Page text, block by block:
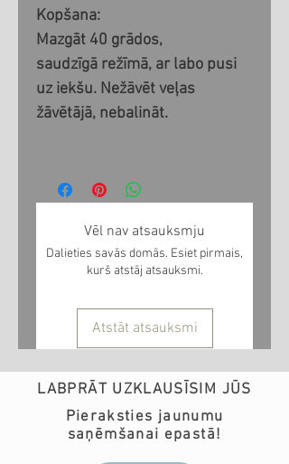
Kopšana:
Mazgāt 40 grādos,
saudzīgā režīmā, ar labo pusi
uz iekšu. Nežāvēt veļas
žāvētājā, nebalināt.
Vēl nav atsauksmju
Dalieties savās domās. Esiet pirmais,
kurš atstāj atsauksmi.
Atstāt atsauksmi
LABPRĀT UZKLAUSĪSIM JŪS
Pieraksties jaunumu
saņēmšanai epastā!